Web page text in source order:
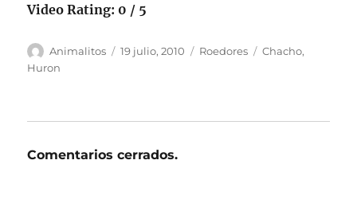
Video Rating: 0 / 5
Autor
Animalitos
Publicado
19 julio, 2010 Categorías
Roedores Etiquetas
Chacho,
Huron
Comentarios cerrados.